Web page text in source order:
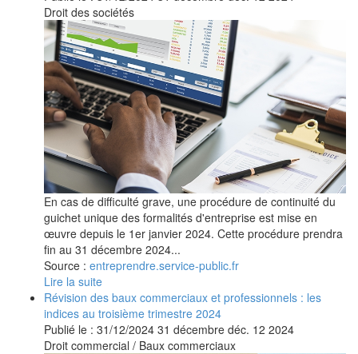
Droit des sociétés
En cas de difficulté grave, une procédure de continuité du
guichet unique des formalités d'entreprise est mise en
œuvre depuis le 1er janvier 2024. Cette procédure prendra
fin au 31 décembre 2024...
Source : entreprendre.service-public.fr
Lire la suite
Révision des baux commerciaux et professionnels : les
indices au troisième trimestre 2024
Publié le : 31/12/2024 31 décembre déc. 12 2024
Droit commercial / Baux commerciaux